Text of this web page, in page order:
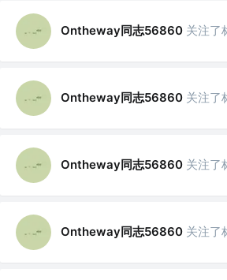
Ontheway同志56860 关注了
Ontheway同志56860 关注了
Ontheway同志56860 关注了
Ontheway同志56860 关注了